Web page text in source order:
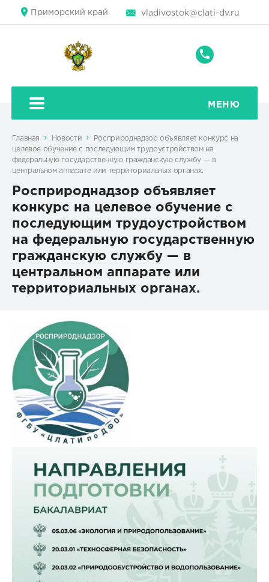
Приморский край vladivostok@clati-dv.ru
+7
22-
78
МЕНЮ
Главная Новости
Росприроднадзор объявляет конкурс на
целевое обучение с последующим трудоустройством на
федеральную государственную гражданскую службу — в
центральном аппарате или территориальных органах.
Росприроднадзор объявляет
конкурс на целевое обучение с
последующим трудоустройством
на федеральную государственную
гражданскую службу — в
центральном аппарате или
территориальных органах.